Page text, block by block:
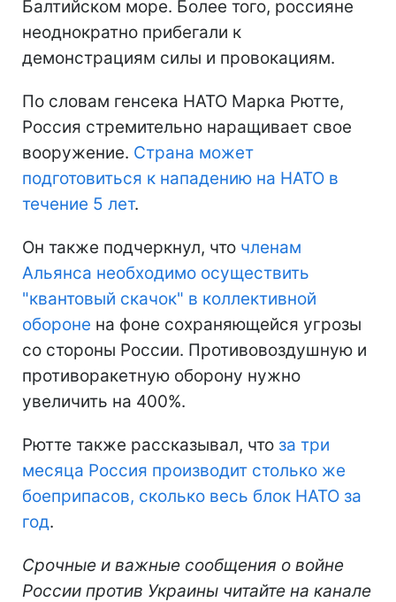
Балтийском море. Более того, россияне
неоднократно прибегали к
демонстрациям силы и провокациям.
По словам генсека НАТО Марка Рютте,
Россия стремительно наращивает свое
вооружение. Страна может
подготовиться к нападению на НАТО в
течение 5 лет.
Он также подчеркнул, что членам
Альянса необходимо осуществить
"квантовый скачок" в коллективной
обороне на фоне сохраняющейся угрозы
со стороны России. Противовоздушную и
противоракетную оборону нужно
увеличить на 400%.
Рютте также рассказывал, что за три
месяца Россия производит столько же
боеприпасов, сколько весь блок НАТО за
год.
Срочные и важные сообщения о войне
России против Украины читайте на канале